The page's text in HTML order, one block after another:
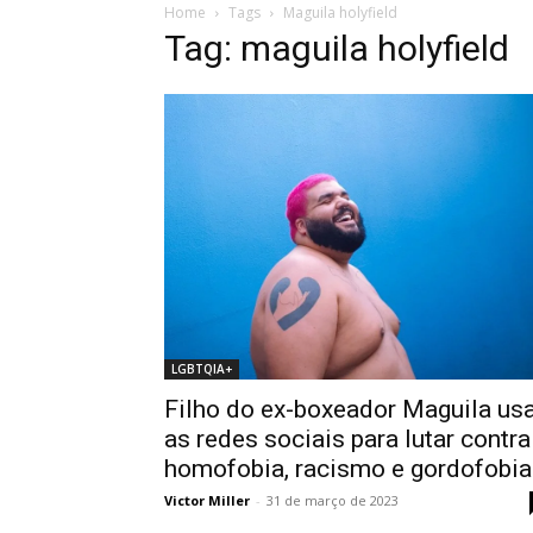
Home Tags Maguila holyfield
Tag: maguila holyfield
LGBTQIA+
Filho do ex-boxeador Maguila
as redes sociais para lutar contra
homofobia, racismo e gordofobia
Victor Miller - 31 de março de 2023